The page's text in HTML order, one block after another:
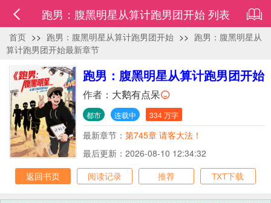
跑男：腹黑明星从算计跑男团开始 列表
首页 >> 跑男：腹黑明星从算计跑男团开始 >> 跑男：腹黑明星从
算计跑男团开始最新章节
跑男：腹黑明星从算计跑男团开始
作者： 大鹅有点呆
都市 连载中 334 万字
最新章节： 第745章 请客大法！
最后更新：2026-08-10 12:34:32
返回书页
阅读记录 推荐 TXT下载